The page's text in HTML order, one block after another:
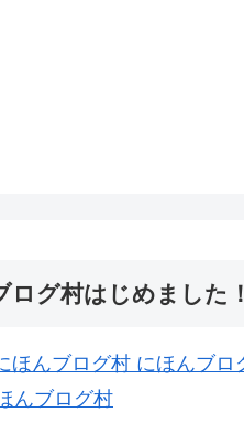
ログ村はじめました！
んブログ村